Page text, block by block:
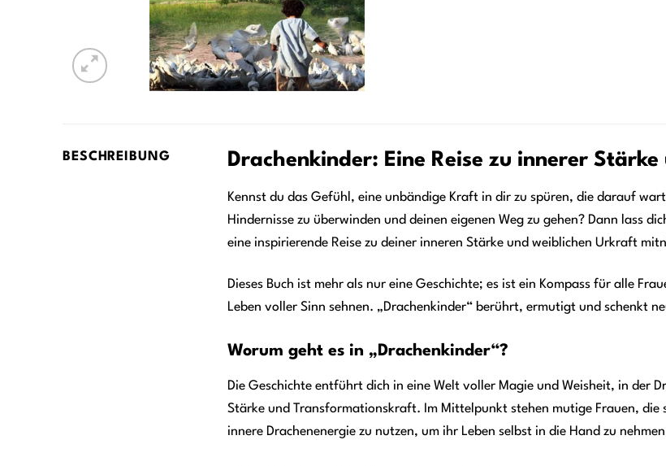
BESCHREIBUNG Drachenkinder: Eine Reise zu innerer
Kennst du das Gefühl, eine unbändige Kraft in dir zu spüren, die darauf
Hindernisse zu überwinden und deinen eigenen Weg zu gehen? Dann lass
eine inspirierende Reise zu deiner inneren Stärke und weiblichen Urkraft
Dieses Buch ist mehr als nur eine Geschichte; es ist ein Kompass für alle
Leben voller Sinn sehnen. „Drachenkinder“ berührt, ermutigt und schenkt
Worum geht es in „Drachenkinder“?
Die Geschichte entführt dich in eine Welt voller Magie und Weisheit, in der
Stärke und Transformationskraft. Im Mittelpunkt stehen mutige Frauen,
innere Drachenenergie zu nutzen, um ihr Leben selbst in die Hand zu